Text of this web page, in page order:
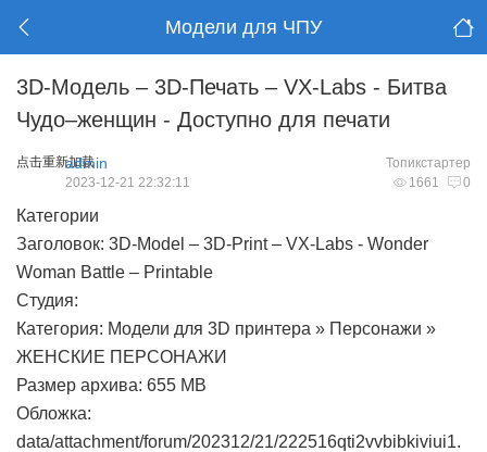
Модели для ЧПУ
3D-Модель – 3D-Печать – VX-Labs - Битва
Чудо–женщин - Доступно для печати
点击重新加载 Топикстартер
admin
1661 0
2023-12-21 22:32:11
Категории
Заголовок: 3D-Model – 3D-Print – VX-Labs - Wonder
Woman Battle – Printable
Студия:
Категория: Модели для 3D принтера » Персонажи »
ЖЕНСКИЕ ПЕРСОНАЖИ
Размер архива: 655 MB
Обложка:
data/attachment/forum/202312/21/222516qti2vvbibkiviui1.